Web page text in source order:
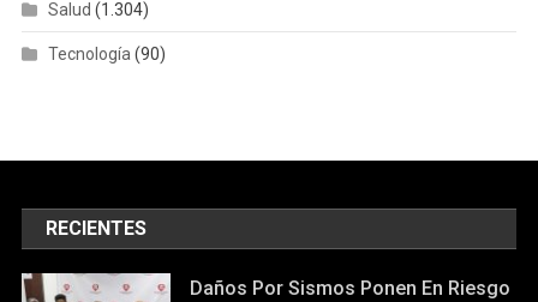
Salud (1.304)
Tecnología(90)
RECIENTES
Daños Por Sismos Ponen En Riesgo